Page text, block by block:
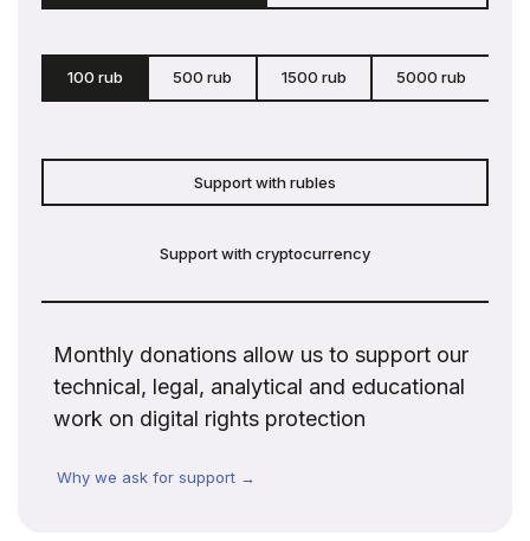
100 rub 500 rub 1500 rub 5000 rub
Support with rubles
Support with cryptocurrency
Monthly donations allow us to support our
technical, legal, analytical and educational
work on digital rights protection
Why we ask for support →